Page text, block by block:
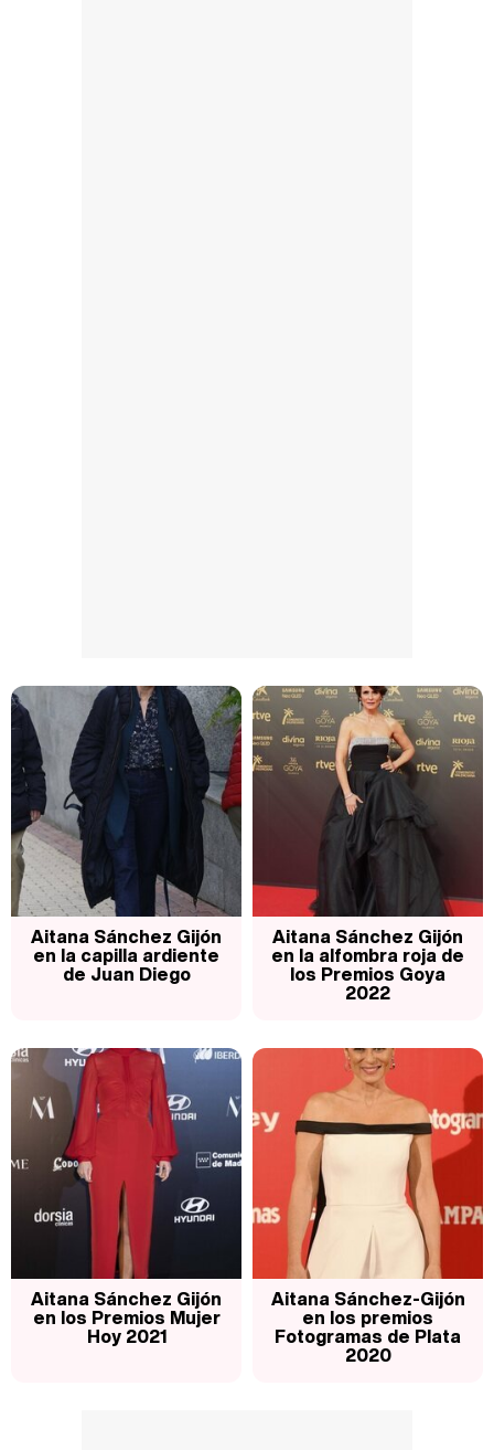
Aitana Sánchez Gijón
en la capilla ardiente
de Juan Diego
Aitana Sánchez Gijón
en la alfombra roja de
los Premios Goya
2022
Aitana Sánchez Gijón
en los Premios Mujer
Hoy 2021
Aitana Sánchez-Gijón
en los premios
Fotogramas de Plata
2020